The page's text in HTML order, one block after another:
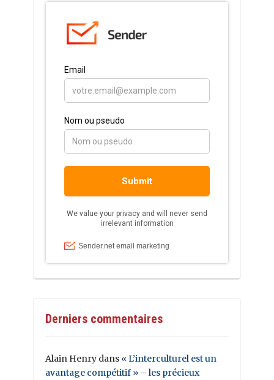
Derniers commentaires
Alain Henry dans « L’interculturel est un
avantage compétitif » – les précieux